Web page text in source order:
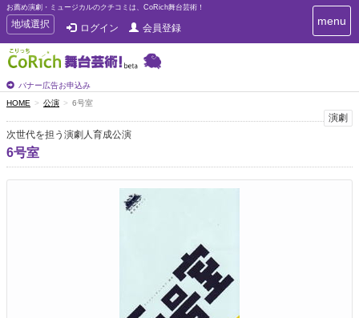
お薦め演劇・ミュージカルのクチコミは、CoRich舞台芸術！
T
o
g
g
e
n
a
v
i
g
地域選択 ログイン 会員登録
バナー広告お申込み
T
o
i
g
menu
HOME 公演 6号室
演劇
次世代を担う演劇人育成公演
6号室